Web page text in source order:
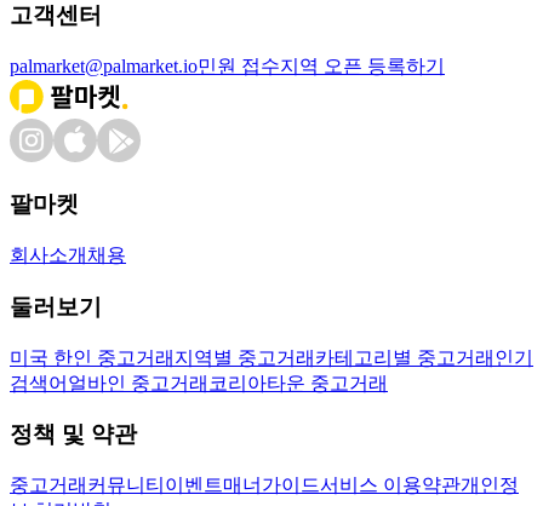
고객센터
palmarket@palmarket.io민원 접수지역 오픈 등록하기
팔마켓
회사소개 채용
둘러보기
미국 한인 중고거래 지역별 중고거래 카테고리별 중고거래 인기
검색어 얼바인 중고거래 코리아타운 중고거래
정책 및 약관
중고거래 커뮤니티 이벤트매너가이드서비스 이용약관개인정